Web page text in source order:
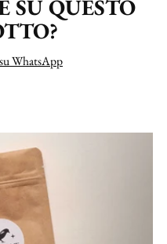
QUESTO
WhatsApp